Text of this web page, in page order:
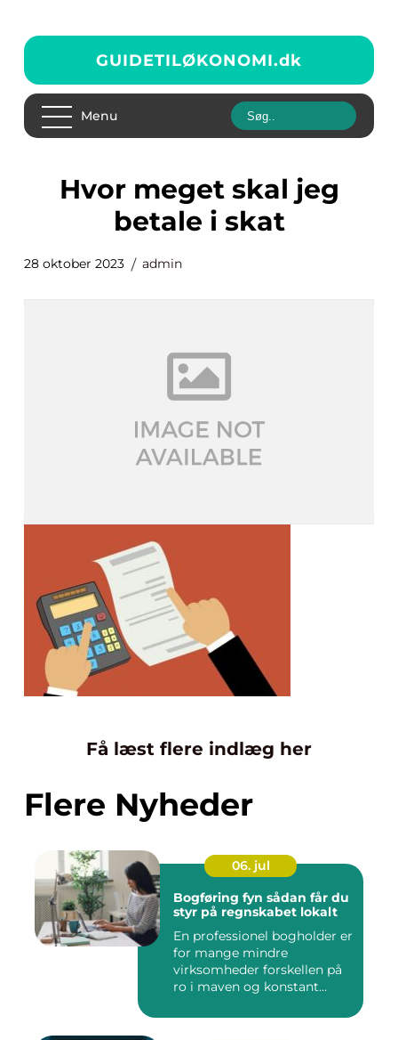
GUIDETILØKONOMI.dk
Menu
hvor meget skal jeg
betale i skat
28 oktober 2023 admin
Få læst flere indlæg her
Flere Nyheder
06. jul
Bogføring fyn sådan får du
styr på regnskabet lokalt
En professionel bogholder er
for mange mindre
virksomheder forskellen på
ro i maven og konstant